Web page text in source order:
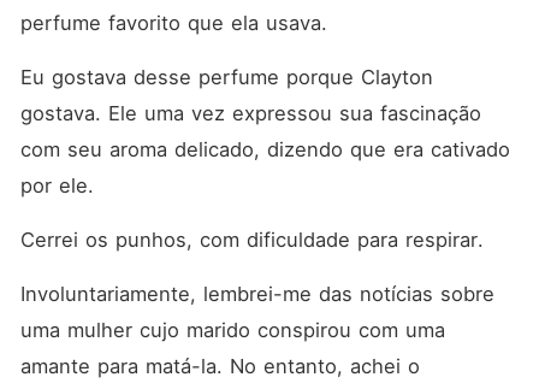
perfume favorito que ela usava.
Eu gostava desse perfume porque Clayton
gostava. Ele uma vez expressou sua fascinação
com seu aroma delicado, dizendo que era cativado
por ele.
Cerrei os punhos, com dificuldade para respirar.
Involuntariamente, lembrei-me das notícias sobre
uma mulher cujo marido conspirou com uma
amante para matá-la. No entanto, achei o